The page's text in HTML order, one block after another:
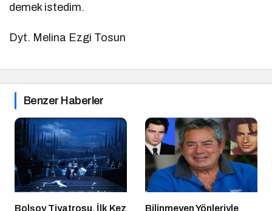
demek istedim.
Dyt. Melina Ezgi Tosun
Benzer Haberler
Bolşoy Tiyatrosu, İlk Kez
Bilinmeyen Yönleriyle